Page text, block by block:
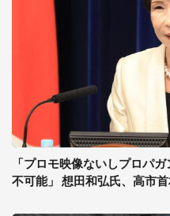
「プロモ映像ないしプロパ
不可能」 想田和弘氏、高市